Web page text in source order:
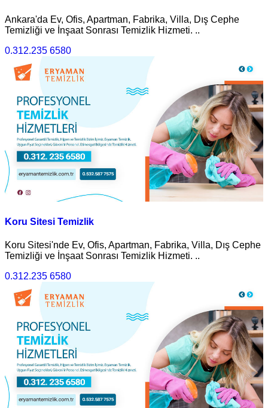
Ankara'da Ev, Ofis, Apartman, Fabrika, Villa, Dış Cephe
Temizliği ve İnşaat Sonrası Temizlik Hizmeti. ..
0.312.235 6580
Koru Sitesi Temizlik
Koru Sitesi'nde Ev, Ofis, Apartman, Fabrika, Villa, Dış Cephe
Temizliği ve İnşaat Sonrası Temizlik Hizmeti. ..
0.312.235 6580